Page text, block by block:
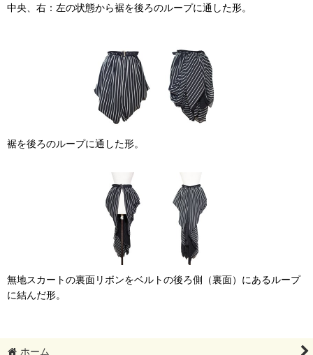
中央、右：左の状態から裾を後ろのループに通した形。
裾を後ろのループに通した形。
無地スカートの裏面リボンをベルトの後ろ側（裏面）にあるループ
に結んだ形。
ホーム